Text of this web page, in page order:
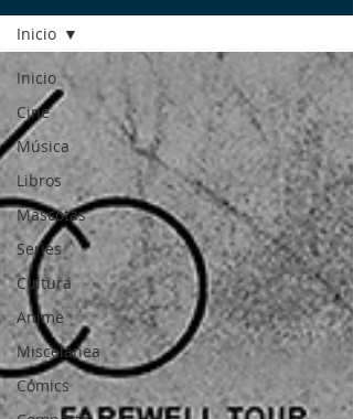
Inicio
Cine
Música
Libros
Mascotas
Series
Cultura
Anime
Miscelánea
Cómics
Inicio